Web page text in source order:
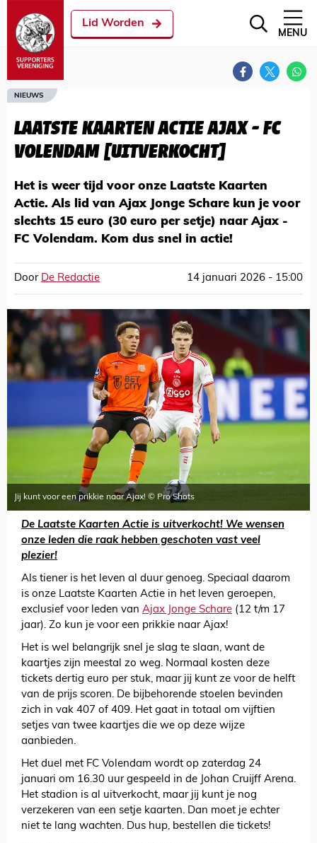
Lid Worden
MENU
NIEUWS
LAATSTE KAARTEN ACTIE AJAX - FC
VOLENDAM [UITVERKOCHT]
Het is weer tijd voor onze Laatste Kaarten
Actie. Als lid van Ajax Jonge Schare kun je voor
slechts 15 euro (30 euro per setje) naar Ajax -
FC Volendam. Kom dus snel in actie!
Door De Redactie 14 januari 2026 - 15:00
Jij kunt voor een prikkie naar Ajax! © Pro Shots
De Laatste Kaarten Actie is uitverkocht! We wensen
onze leden die raak hebben geschoten vast veel
plezier!
Als tiener is het leven al duur genoeg. Speciaal daarom
is onze Laatste Kaarten Actie in het leven geroepen,
exclusief voor leden van Ajax Jonge Schare (12 t/m 17
jaar). Zo kun je voor een prikkie naar Ajax!
Het is wel belangrijk snel je slag te slaan, want de
kaartjes zijn meestal zo weg. Normaal kosten deze
tickets dertig euro per stuk, maar jij kunt ze voor de helft
van de prijs scoren. De bijbehorende stoelen bevinden
zich in vak 407 of 409. Het gaat in totaal om vijftien
setjes van twee kaartjes die we op deze wijze
aanbieden.
Het duel met FC Volendam wordt op zaterdag 24
januari om 16.30 uur gespeeld in de Johan Cruijff Arena.
Het stadion is al uitverkocht, maar jij kunt je nog
verzekeren van een setje kaarten. Dan moet je echter
niet te lang wachten. Dus hup, bestellen die tickets!